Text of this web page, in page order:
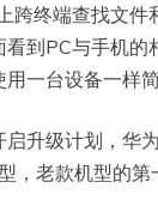
跨终端查找文件
到PC与手机的
一台设备一样简
启升级计划，华
，老款机型的